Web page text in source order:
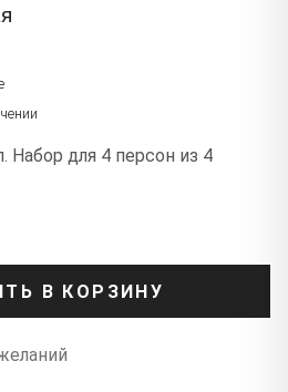
для 4 персон из 4
В КОРЗИНУ